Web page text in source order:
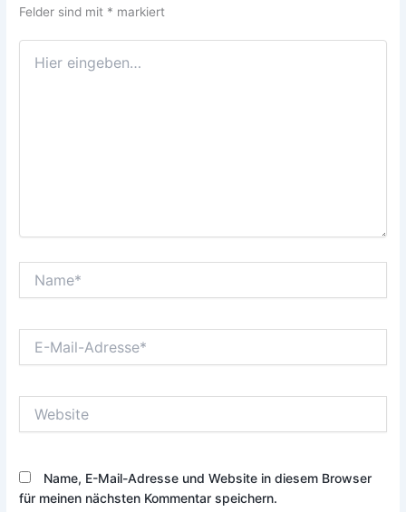
Felder sind mit * markiert
eingeben…
Mail-
Name, E-Mail-Adresse und Website in diesem Browser
für meinen nächsten Kommentar speichern.